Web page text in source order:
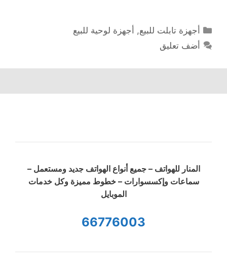
التصنيفات
أجهزة تابلت للبيع, أجهزة لوحية للبيع
أضف تعليق
المنار للهواتف – جميع أنواع الهواتف جديد ومستعمل –
سماعات وإكسسوارات – خطوط مميزة وكل خدمات
الموبايل
66776003